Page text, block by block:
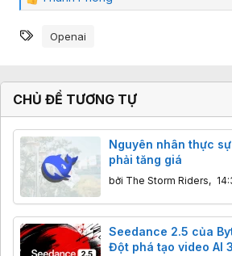
C
m
c
:
Từ khóa
Openai
CHỦ ĐỀ TƯƠNG TỰ
Nguyên nhân thực
phải tăng giá
bởi The Storm Riders,
Seedance 2.5 của
Đột phá tạo video AI